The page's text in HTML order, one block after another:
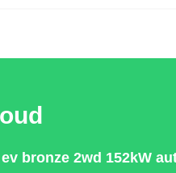
bronze 2wd 152kW